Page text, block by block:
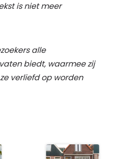
is niet meer
alle
biedt, waarmee zij
verliefd op worden